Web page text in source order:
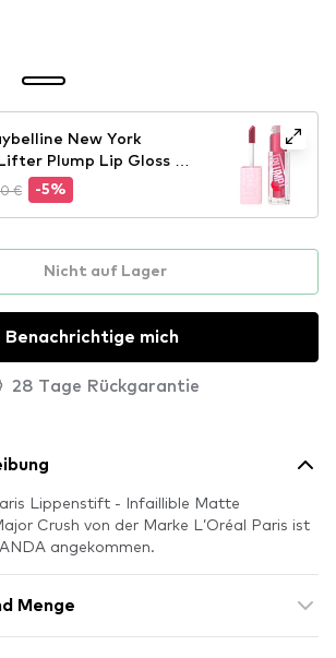
New York
Plump Lip Gloss -
Bite
€ -5%
Nicht auf Lager
Benachrichtige mich
28 Tage Rückgarantie
Lippenstift - Infaillible Matte
Crush von der Marke L’Oréal Paris ist
angekommen.
Menge